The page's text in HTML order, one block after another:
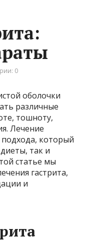
0
оболочки
различные
тошноту,
Лечение
подхода, который
так и
статье мы
гастрита,
и